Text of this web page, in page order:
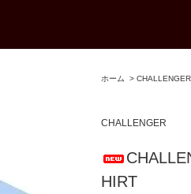
ホーム > CHALLENGER
CHALLENGER
HIRT